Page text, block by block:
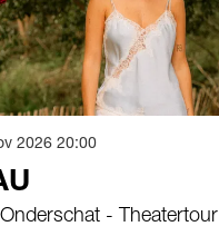
- Theatertour
202620:00